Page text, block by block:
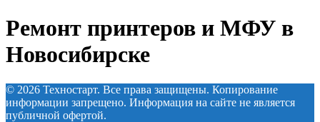
Ремонт принтеров и МФУ в
Новосибирске
© 2026 Техностарт. Все права защищены. Копирование
информации запрещено. Информация на сайте не является
публичной офертой.